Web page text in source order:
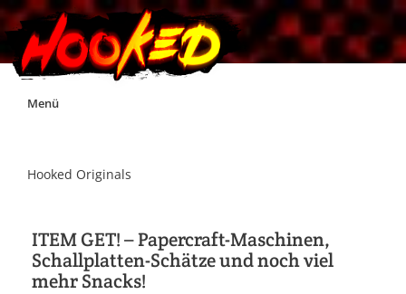
Skip
Menü
Impressum
Hooked Originals
ITEM GET! – Papercraft-Maschinen,
Schallplatten-Schätze und noch viel
mehr Snacks!